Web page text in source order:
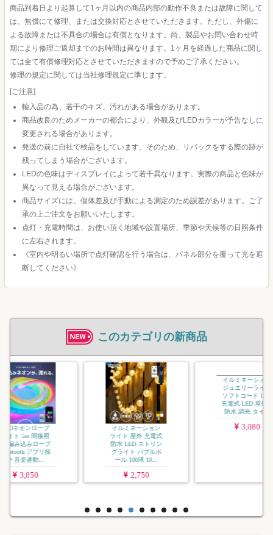
商品到着日より起算して1ヶ月以内の商品内部の動作不良または故障に関して
は、無償にて修理、または交換対応とさせていただきます。ただし、外傷に
よる故障または不具合の場合は有償となります。尚、製品やお問い合わせ時
期により修理ご返却までのお時間は異なります。1ヶ月を経過した商品に関し
ては全て有償修理対応とさせていただきますので予めご了承ください。
修理の規定に関しては当社修理規定に準じます。
[ご注意]
輸入品の為、若干のキズ、汚れがある場合があります。
商品改良のためメーカーの都合により、外観及びLEDカラーが予告なしに
変更される場合があります。
発送の前に自社で検品をしています。そのため、リパックをする際の跡が
残ってしまう場合がございます。
LEDの色味はディスプレイによって若干異なります。実際の商品と色味が
異なって見える場合がございます。
商品サイズには、個体差及び手動による測定のため誤差があります。ご了
承の上ご注文をお願いいたします。
点灯・充電時間は、お使い頂く地域や設置場所、季節や天候等の日照条件
に左右されます。
《室内や明るい場所で点灯確認を行う場合は、パネル部分を覆って光を遮
断してください》
このカテゴリの新商品
イルミネーション
ライト 屋外 充電式
防水 LED ストリン
グライト バブルボ
ール 100球 10...
イルミネーション
ジュエリーライト
ソフトコード USB
充電式 LED 屋外用
防水 調光 タイ...
イルミ
ジュエ
USB 充
屋外用
タイマ